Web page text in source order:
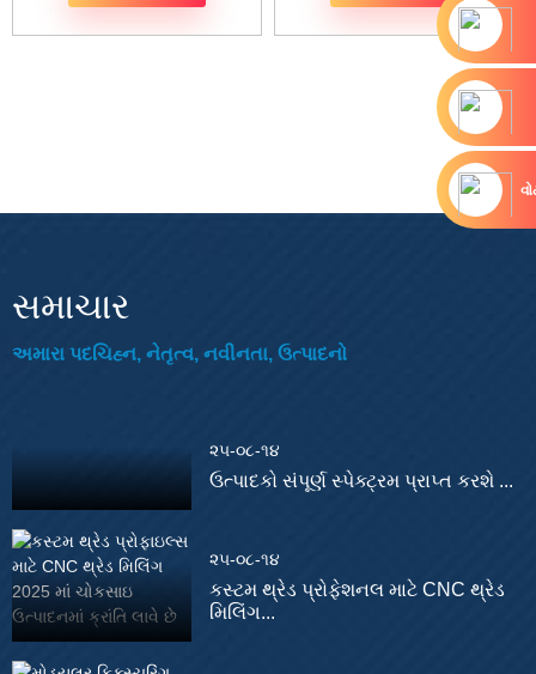
સમાચાર
અમારા પદચિહ્ન, નેતૃત્વ, નવીનતા, ઉત્પાદનો
૨૫-૦૮-૧૪
ઉત્પાદકો સંપૂર્ણ સ્પેક્ટ્રમ પ્રાપ્ત કરશે ...
૨૫-૦૮-૧૪
કસ્ટમ થ્રેડ પ્રોફેશનલ માટે CNC થ્રેડ
મિલિંગ...